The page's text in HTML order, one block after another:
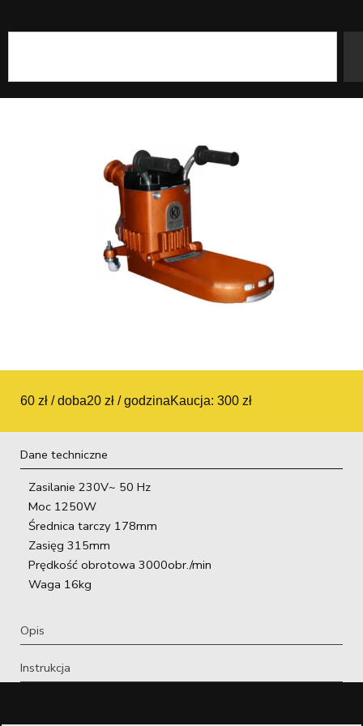
60 zł / doba20 zł / godzinaKaucja: 300 zł
Dane techniczne
Opis
Instrukcja
Zasilanie 230V~ 50 Hz
Moc 1250W
Średnica tarczy 178mm
Zasięg 315mm
Prędkość obrotowa 3000obr./min
Waga 16kg